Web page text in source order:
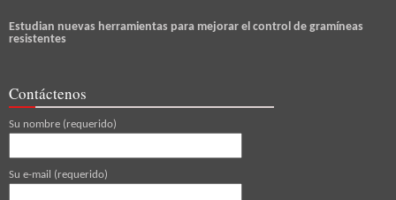
Estudian nuevas herramientas para mejorar el control de gramíneas
resistentes
Contáctenos
Su nombre (requerido)
Su e-mail (requerido)